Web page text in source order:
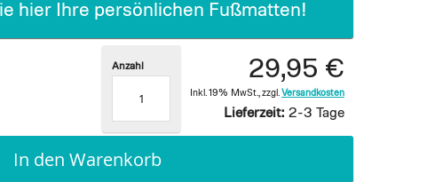
hier Ihre persönlichen Fußmatten!
29,95 €
Inkl. 19% MwSt. zzgl. Versandkosten
Lieferzeit: 2-3 Tage
Anzahl
In den Warenkorb